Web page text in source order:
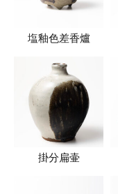
塩釉色差香爐
掛分扁壷